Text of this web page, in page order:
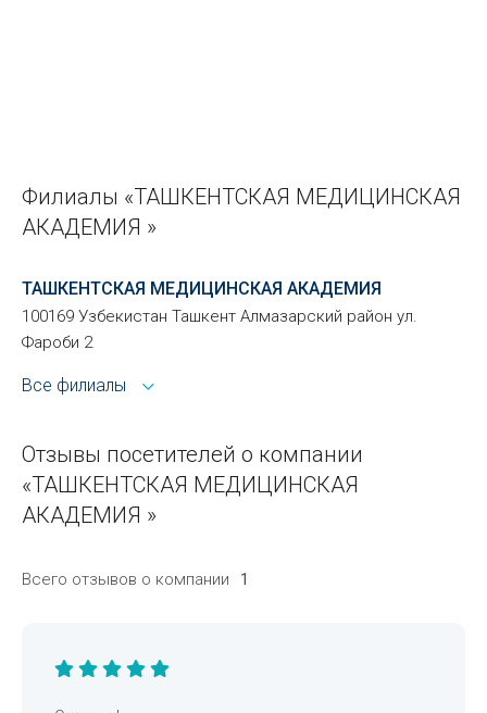
Филиалы «ТАШКЕНТСКАЯ МЕДИЦИНСКАЯ
АКАДЕМИЯ »
ТАШКЕНТСКАЯ МЕДИЦИНСКАЯ АКАДЕМИЯ
100169 Узбекистан Ташкент Алмазарский район ул.
Фароби 2
Все филиалы
Отзывы посетителей о компании
«ТАШКЕНТСКАЯ МЕДИЦИНСКАЯ
АКАДЕМИЯ »
Всего отзывов о компании 1